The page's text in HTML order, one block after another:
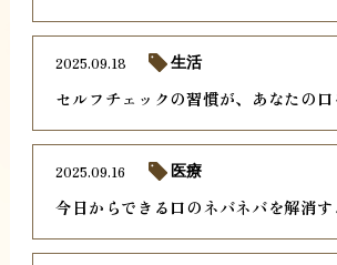
セルフチェックの習慣が、あなたの口
2025.09.18 生活
今日からできる口のネバネバを解消
2025.09.16 医療